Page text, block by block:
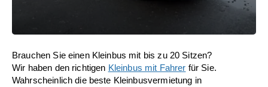
Brauchen Sie einen Kleinbus mit bis zu 20 Sitzen?
Wir haben den richtigen Kleinbus mit Fahrer für Sie.
Wahrscheinlich die beste Kleinbusvermietung in